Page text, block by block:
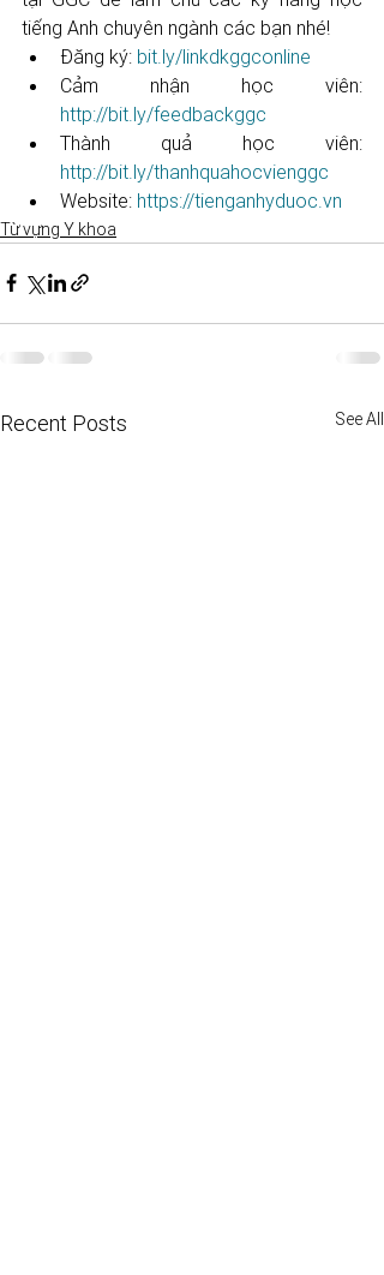
tiếng Anh chuyên ngành các bạn nhé!
Đăng ký: bit.ly/linkdkggconline
http://bit.ly/feedbackggc
http://bit.ly/thanhquahocvienggc
Website: https://tienganhyduoc.vn
Từ vựng Y khoa
Recent Posts See All